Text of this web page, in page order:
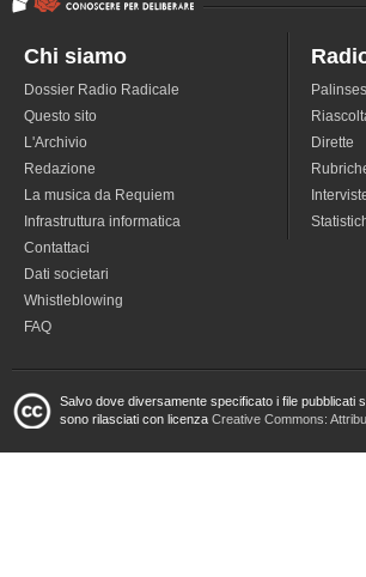
Chi siamo
Dossier Radio Radicale
Questo sito
L'Archivio
Redazione
La musica da Requiem
Infrastruttura informatica
Contattaci
Dati societari
Whistleblowing
FAQ
Dirette
Salvo dove diversamente specificato i file pubblicati
sono rilasciati con licenza Creative Commons: